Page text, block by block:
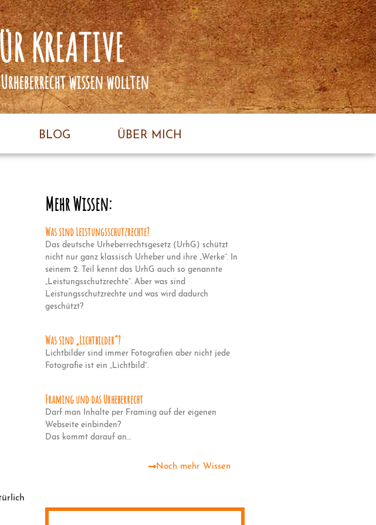
KREATIVE
wissen wollten
BLOG ÜBER MICH
Mehr Wissen:
Was sind Leistungsschutzrechte?
Das deutsche Urheberrechtsgesetz (UrhG) schützt
nicht nur ganz klassisch Urheber und ihre „Werke“. In
seinem 2. Teil kennt das UrhG auch so genannte
„Leistungsschutzrechte“. Aber was sind
Leistungsschutzrechte und was wird dadurch
geschützt?
Was sind „Lichtbilder“?
Lichtbilder sind immer Fotografien aber nicht jede
Fotografie ist ein „Lichtbild“.
Framing und das Urheberrecht
Darf man Inhalte per Framing auf der eigenen
Webseite einbinden?
Das kommt darauf an…
Noch mehr Wissen